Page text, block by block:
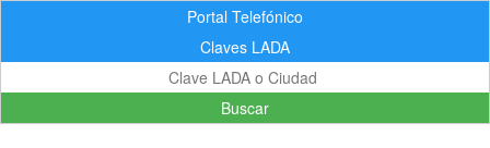
Portal Telefónico
Claves LADA
Buscar